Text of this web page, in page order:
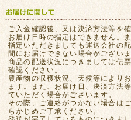
ご入金確認後、又は決済方法等を
お届け日時の指定はできません。
指定いただきましても運送会社の
間にお届けできない場合がござい
商品の配送状況につきましては伝
確認ください。
農産物の収穫状況、天候等により
ます。また、お届け日、決済方法
ていただく場合がございます。
その際、ご連絡がつかない場合は
らかじめご了承ください。